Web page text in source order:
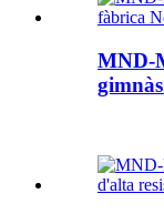
MND-